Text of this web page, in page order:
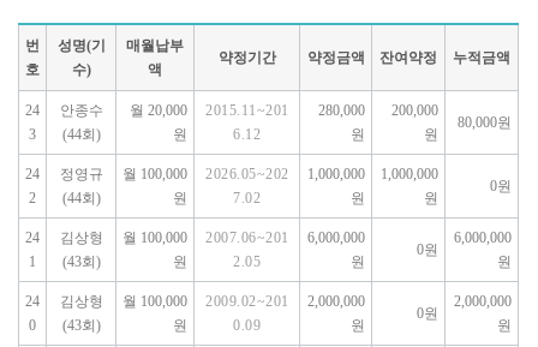
번
호
성명(기
수)
매월납부
액
약정기간 약정금액 잔여약정 누적금액
24
3
안종수
(44회)
월 20,000
원
2015.11~201
6.12
280,000
원
200,000
원
80,000원
24
2
정영규
(44회)
월 100,000
원
2026.05~202
7.02
1,000,000
원
1,000,000
원
0원
24
1
김상형
(43회)
월 100,000
원
2007.06~201
2.05
6,000,000
원
0원
6,000,000
원
24
0
김상형
(43회)
월 100,000
원
2009.02~201
0.09
2,000,000
원
0원
2,000,000
원